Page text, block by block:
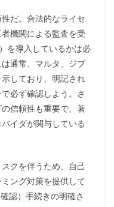
だ。合法的なライセ
機関による監査を受
を導入しているかは必
通常、マルタ、ジブ
しており、明記され
必ず確認しよう。さ
信頼性も重要で、著
イダが関与している
スクを伴うため、自己
ング対策を提供して
認）手続きの明確さ